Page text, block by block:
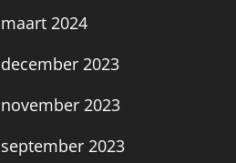
maart 2024
december 2023
november 2023
september 2023